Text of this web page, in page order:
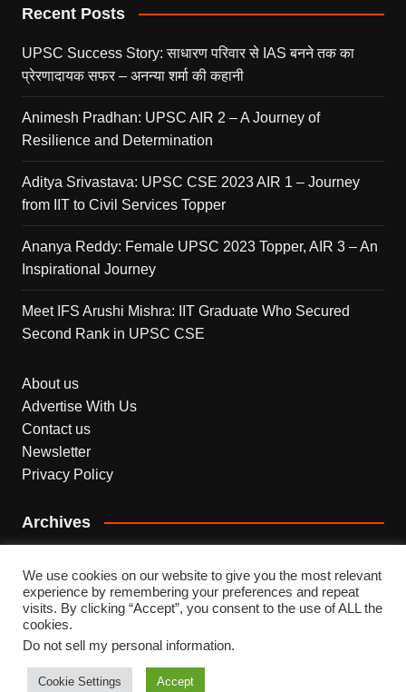
Recent Posts
UPSC Success Story: साधारण परिवार से IAS बनने तक का
प्रेरणादायक सफर – अनन्या शर्मा की कहानी
Animesh Pradhan: UPSC AIR 2 – A Journey of
Resilience and Determination
Aditya Srivastava: UPSC CSE 2023 AIR 1 – Journey
from IIT to Civil Services Topper
Ananya Reddy: Female UPSC 2023 Topper, AIR 3 – An
Inspirational Journey
Meet IFS Arushi Mishra: IIT Graduate Who Secured
Second Rank in UPSC CSE
About us
Advertise With Us
Contact us
Newsletter
Privacy Policy
Archives
Copyright © 2026 INDEPENDENT NEWS. All rights
reserved.
We use cookies on our website to give you the most relevant
experience by remembering your preferences and repeat
visits. By clicking “Accept”, you consent to the use of ALL the
cookies.
Do not sell my personal information.
Cookie Settings Accept